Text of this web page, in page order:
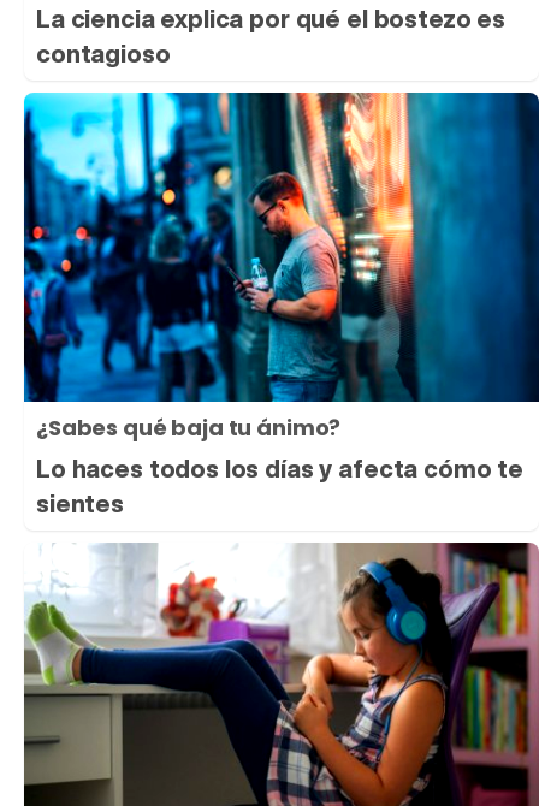
La ciencia explica por qué el bostezo es
contagioso
¿Sabes qué baja tu ánimo?
Lo haces todos los días y afecta cómo te
sientes